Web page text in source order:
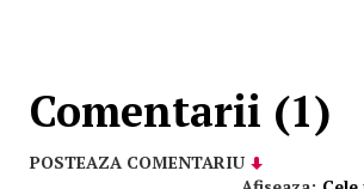
Comentarii (1)
POSTEAZA COMENTARIU